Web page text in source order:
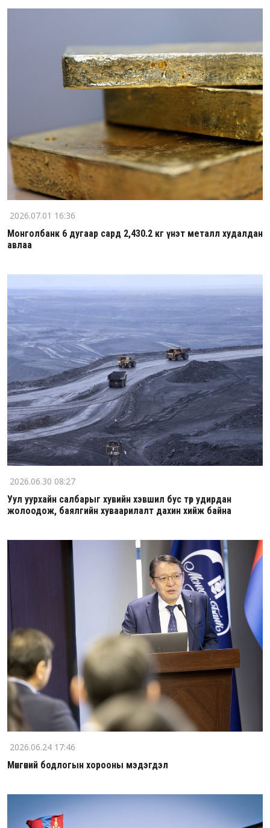
2026.07.01 16:36
Монголбанк 6 дугаар сард 2,430.2 кг үнэт металл худалдан
авлаа
2026.06.30 08:27
Уул уурхайн салбарыг хувийн хэвшил бус төр удирдан
жолоодож, баялгийн хуваарилалт дахин хийж байна
2026.06.24 17:46
Мөнгөний бодлогын хорооны мэдэгдэл